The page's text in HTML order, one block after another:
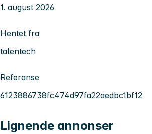
1. august 2026
Hentet fra
talentech
Referanse
6123886738fc474d97fa22aedbc1bf12
Lignende annonser